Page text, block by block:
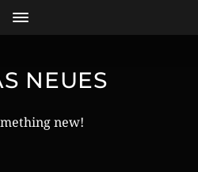
NEUES
new!